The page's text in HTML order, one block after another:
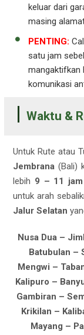
keluar dari
masing
PENTING:
satu jam
mangaktifkan
komunikasi
Waktu &
Untuk Rute atau
Jembrana (Bali)
lebih 9 – 11 jam
untuk arah
Jalur Selatan
Nusa Dua –
Batubulan –
Mengwi –
Kalipuro –
Gambiran –
Krikilan –
Mayang –